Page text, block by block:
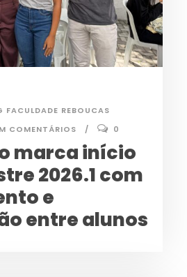
FACULDADE REBOUCAS
COMENTÁRIOS 0
marca início
2026.1 com
e
entre alunos